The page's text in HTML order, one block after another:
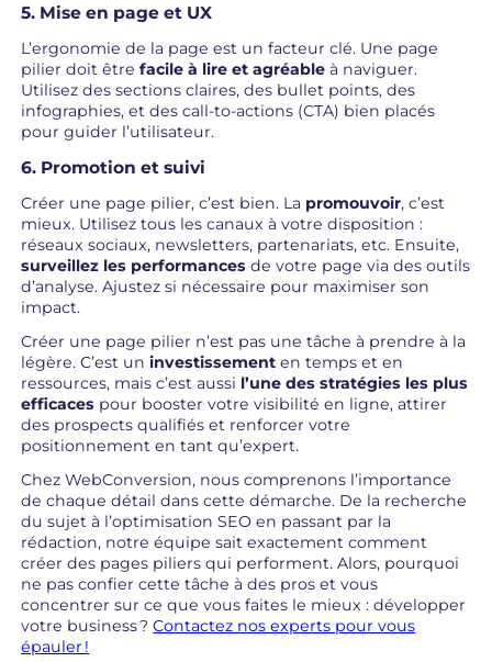
5. Mise en page et UX
L’ergonomie de la page est un facteur clé. Une page
pilier doit êtrefacile à lire et agréable à naviguer.
Utilisez des sections claires, des bullet points, des
infographies, et des call-to-actions (CTA) bien placés
pour guider l’utilisateur.
6. Promotion et suivi
Créer une page pilier, c’est bien. La promouvoir, c’est
mieux. Utilisez tous les canaux à votre disposition :
réseaux sociaux, newsletters, partenariats, etc. Ensuite,
surveillez les performancesde votre page via des outils
d’analyse. Ajustez si nécessaire pour maximiser son
impact.
Créer une page pilier n’est pas une tâche à prendre à la
légère. C’est uninvestissement en temps et en
ressources, mais c’est aussi l’une des stratégies les plus
efficaces pour booster votre visibilité en ligne, attirer
des prospects qualifiés et renforcer votre
positionnement en tant qu’expert.
Chez WebConversion, nous comprenons l’importance
de chaque détail dans cette démarche. De la recherche
du sujet à l’optimisation SEO en passant par la
rédaction, notre équipe sait exactement comment
créer des pages piliers qui performent. Alors, pourquoi
ne pas confier cette tâche à des pros et vous
concentrer sur ce que vous faites le mieux : développer
votre business ?Contactez nos experts pour vous
épauler !